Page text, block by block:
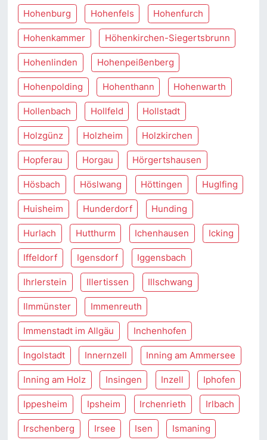
Hohenburg Hohenfels Hohenfurch
Hohenkammer Höhenkirchen-Siegertsbrunn
Hohenlinden Hohenpeißenberg
Hohenpolding Hohenthann Hohenwarth
Hollenbach Hollfeld Hollstadt
Holzgünz Holzheim Holzkirchen
Hopferau Horgau Hörgertshausen
Hösbach Höslwang Höttingen Huglfing
Huisheim Hunderdorf Hunding
Hurlach Hutthurm Ichenhausen Icking
Iffeldorf Igensdorf Iggensbach
Ihrlerstein Illertissen Illschwang
Ilmmünster Immenreuth
Immenstadt im Allgäu Inchenhofen
Ingolstadt Innernzell Inning am Ammersee
Inning am Holz Insingen Inzell Iphofen
Ippesheim Ipsheim Irchenrieth Irlbach
Irschenberg Irsee Isen Ismaning